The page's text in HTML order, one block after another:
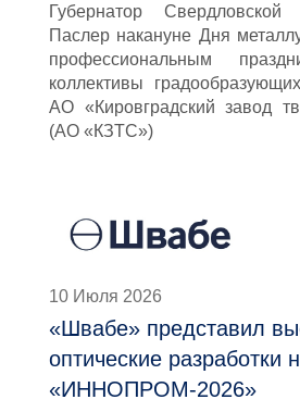
Губернатор
Паслер накануне Дня
профессиональным
коллективы
АО «Кировградский завод
(АО «КЗТС»)
10 Июля 2026
«Швабе» представил
оптические разработки
«ИННОПРОМ-2026»